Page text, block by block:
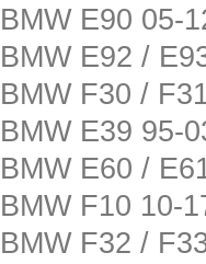
BMW E90 05-
BMW E92 /
BMW F30 /
BMW E39 95-
BMW E60 /
BMW F10 10-
BMW F32 /